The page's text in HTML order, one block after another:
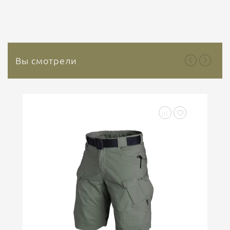
Вы смотрели